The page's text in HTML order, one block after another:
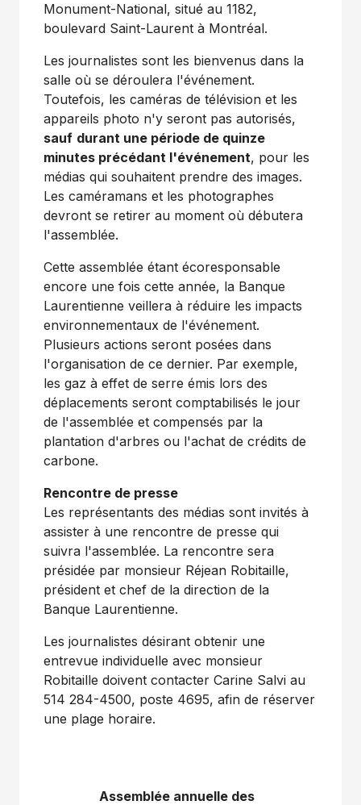
Monument-National, situé au 1182,
boulevard Saint-Laurent à Montréal.
Les journalistes sont les bienvenus dans la
salle où se déroulera l'événement.
Toutefois, les caméras de télévision et les
appareils photo n'y seront pas autorisés,
sauf durant une période de quinze
minutes précédant l'événement, pour les
médias qui souhaitent prendre des images.
Les caméramans et les photographes
devront se retirer au moment où débutera
l'assemblée.
Cette assemblée étant écoresponsable
encore une fois cette année, la Banque
Laurentienne veillera à réduire les impacts
environnementaux de l'événement.
Plusieurs actions seront posées dans
l'organisation de ce dernier. Par exemple,
les gaz à effet de serre émis lors des
déplacements seront comptabilisés le jour
de l'assemblée et compensés par la
plantation d'arbres ou l'achat de crédits de
carbone.
Rencontre de presse
Les représentants des médias sont invités à
assister à une rencontre de presse qui
suivra l'assemblée. La rencontre sera
présidée par monsieur Réjean Robitaille,
président et chef de la direction de la
Banque Laurentienne.
Les journalistes désirant obtenir une
entrevue individuelle avec monsieur
Robitaille doivent contacter Carine Salvi au
514 284-4500, poste 4695, afin de réserver
une plage horaire.
Assemblée annuelle des